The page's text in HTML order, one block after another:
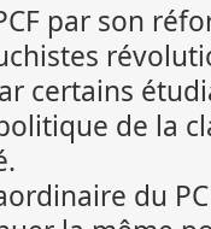
par son
certains
de la
du